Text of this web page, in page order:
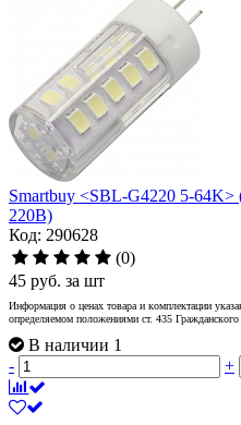
Smartbuy <SBL-G4220 5-
220В)
Код: 290628
(0)
45 руб. за шт
Информация о ценах товара и комплектации
определяемом положениями ст. 435
В наличии 1
-
+